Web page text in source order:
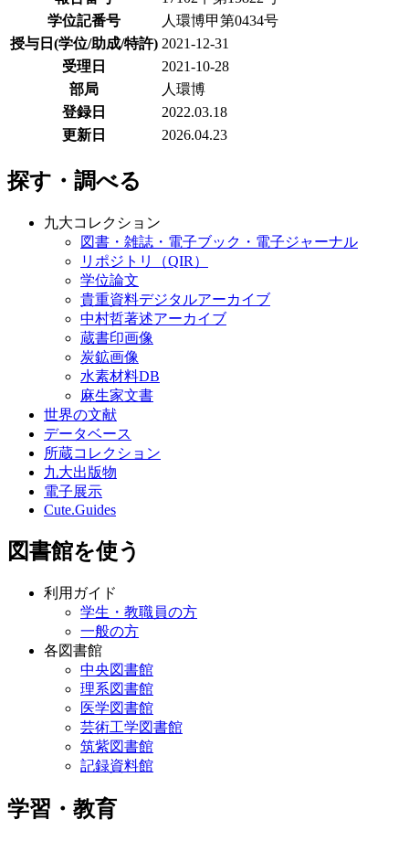
学位記番号
人環博甲第0434号
授与日(学位/助成/特許) 2021-12-31
受理日
2021-10-28
部局
人環博
登録日
2022.03.18
更新日
2026.04.23
探す・調べる
九大コレクション
図書・雑誌・電子ブック・電子ジャーナル
リポジトリ（QIR）
学位論文
貴重資料デジタルアーカイブ
中村哲著述アーカイブ
蔵書印画像
炭鉱画像
水素材料DB
麻生家文書
世界の文献
データベース
所蔵コレクション
九大出版物
電子展示
Cute.Guides
図書館を使う
利用ガイド
学生・教職員の方
一般の方
各図書館
中央図書館
理系図書館
医学図書館
芸術工学図書館
筑紫図書館
記録資料館
学習・教育